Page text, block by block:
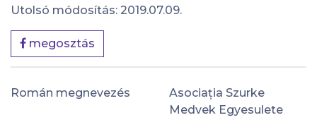
Utolsó módosítás: 2019.07.09.
megosztás
Román megnevezés
Asociația Szurke
Medvek Egyesulete